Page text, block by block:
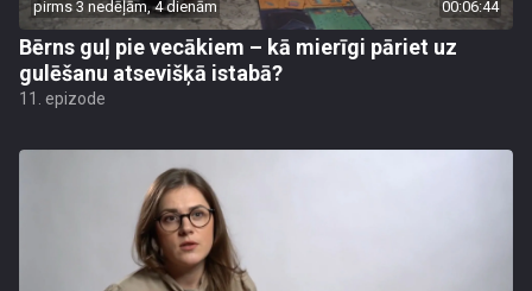
pirms 3 nedēļām, 4 dienām 00:06:44
Bērns guļ pie vecākiem – kā mierīgi pāriet uz
gulēšanu atsevišķā istabā?
11. epizode